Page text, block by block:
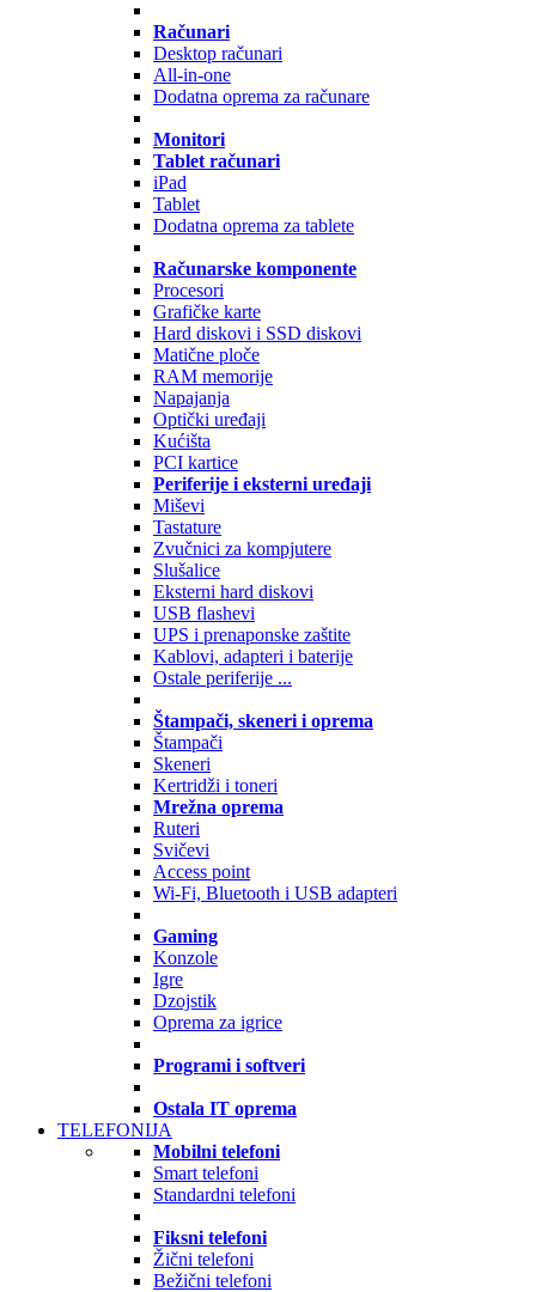
Računari
Desktop računari
All-in-one
Dodatna oprema za računare
Monitori
Tablet računari
iPad
Tablet
Dodatna oprema za tablete
Računarske komponente
Procesori
Grafičke karte
Hard diskovi i SSD diskovi
Matične ploče
RAM memorije
Napajanja
Optički uređaji
Kućišta
PCI kartice
Periferije i eksterni uređaji
Miševi
Tastature
Zvučnici za kompjutere
Slušalice
Eksterni hard diskovi
USB flashevi
UPS i prenaponske zaštite
Kablovi, adapteri i baterije
Ostale periferije ...
Štampači, skeneri i oprema
Štampači
Skeneri
Kertridži i toneri
Mrežna oprema
Ruteri
Svičevi
Access point
Wi-Fi, Bluetooth i USB adapteri
Gaming
Konzole
Igre
Dzojstik
Oprema za igrice
Programi i softveri
Ostala IT oprema
TELEFONIJA
Mobilni telefoni
Smart telefoni
Standardni telefoni
Fiksni telefoni
Žični telefoni
Bežični telefoni